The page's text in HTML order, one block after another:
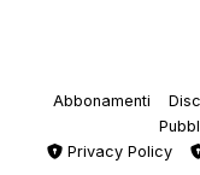
Abbonamenti
Privacy Policy